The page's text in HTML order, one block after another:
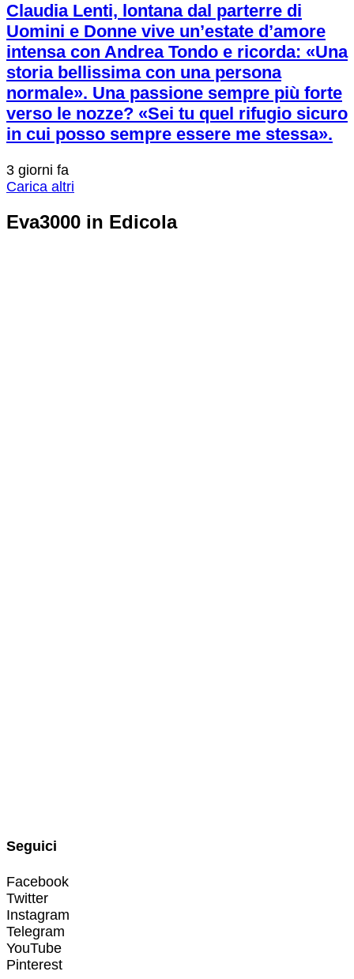
Claudia Lenti, lontana dal parterre di
Uomini e Donne vive un’estate d’amore
intensa con Andrea Tondo e ricorda: «Una
storia bellissima con una persona
normale». Una passione sempre più forte
verso le nozze? «Sei tu quel rifugio sicuro
in cui posso sempre essere me stessa».
3 giorni fa
Carica altri
Eva3000 in Edicola
Seguici
Facebook
Twitter
Instagram
Telegram
YouTube
Pinterest